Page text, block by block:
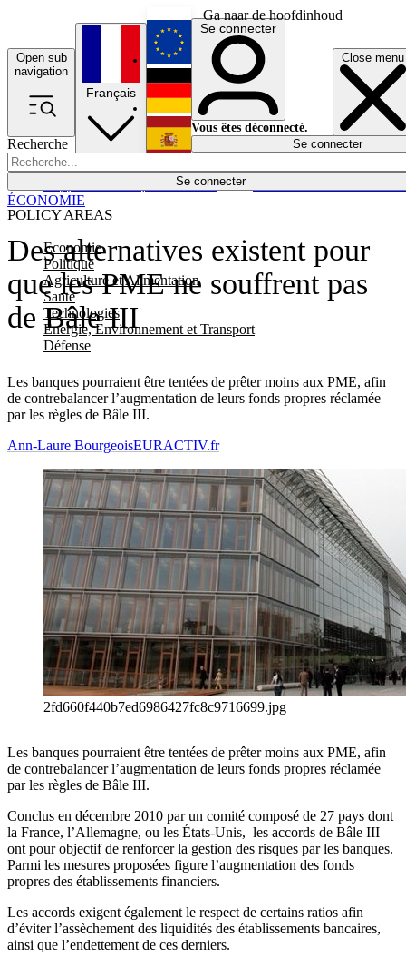
Ga naar de hoofdinhoud
Open sub
navigation
Close menu
Recherche
Se connecter
POLICY AREAS
Economie
Politique
Agriculture et Alimentation
Santé
Technologies
Energie, Environnement et Transport
Défense
Économie
Français
English
Deutsch
Español
Se connecter
Vous êtes déconnecté.
Se connecter
Des alternatives existent pour
que les PME ne souffrent pas
de Bâle III
Les banques pourraient être tentées de prêter moins aux PME, afin
de contrebalancer l’augmentation de leurs fonds propres réclamée
par les règles de Bâle III.
ÉCONOMIE
Ann-Laure BourgeoisEURACTIV.fr
2fd660f440b7ed6986427fc8c9716699.jpg
Les banques pourraient être tentées de prêter moins aux PME, afin
de contrebalancer l’augmentation de leurs fonds propres réclamée
par les règles de Bâle III.
Conclus en décembre 2010 par un comité composé de 27 pays dont
la France, l’Allemagne, ou les États-Unis, les accords de Bâle III
ont pour objectif de renforcer la gestion des risques par les banques.
Parmi les mesures proposées figure l’augmentation des fonds
propres des établissements financiers.
Les accords exigent également le respect de certains ratios afin
d’éviter l’assèchement des liquidités des établissements bancaires,
ainsi que l’endettement de ces derniers.